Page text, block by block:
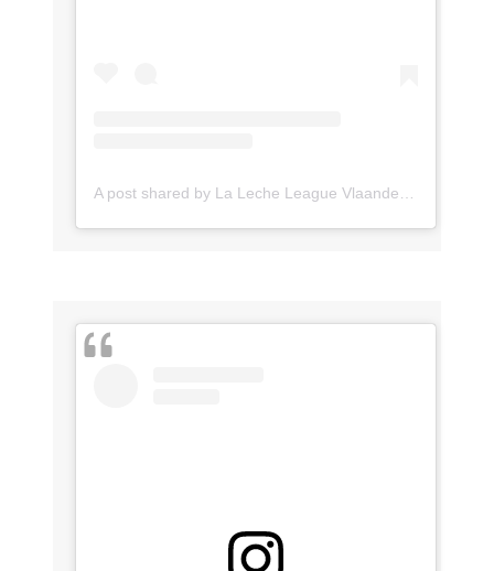
A post shared by La Leche League Vlaanderen (@lll_vlaanderen)